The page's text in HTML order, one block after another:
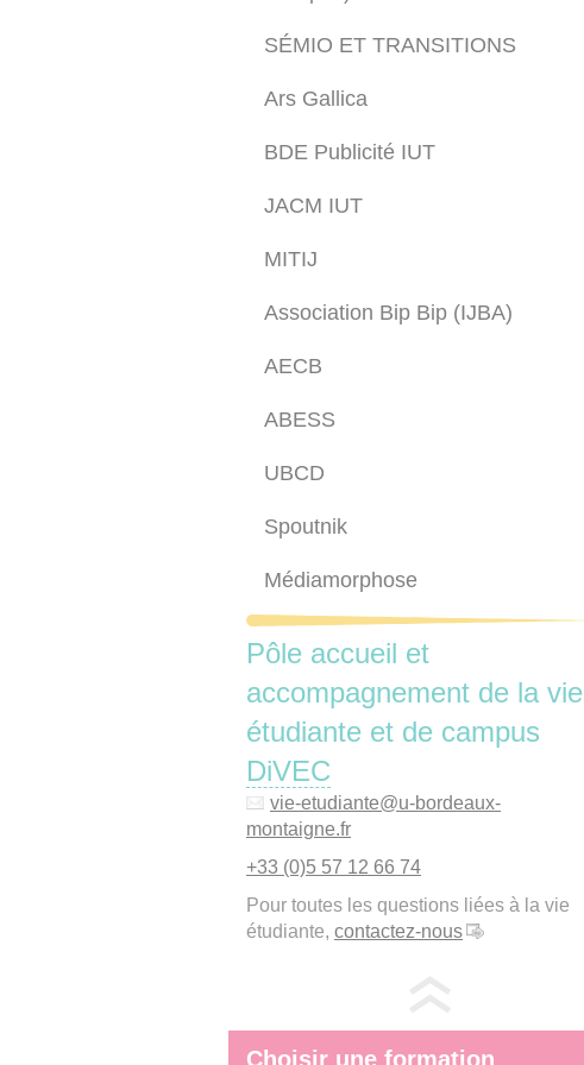
SÉMIO ET TRANSITIONS
Ars Gallica
BDE Publicité IUT
JACM IUT
MITIJ
Association Bip Bip (IJBA)
AECB
ABESS
UBCD
Spoutnik
Médiamorphose
Pôle accueil et
accompagnement de la vie
étudiante et de campus
DiVEC
vie-etudiante@u-bordeaux-
montaigne.fr
+33 (0)5 57 12 66 74
Pour toutes les questions liées à la vie
étudiante, contactez-nous
Choisir une formation